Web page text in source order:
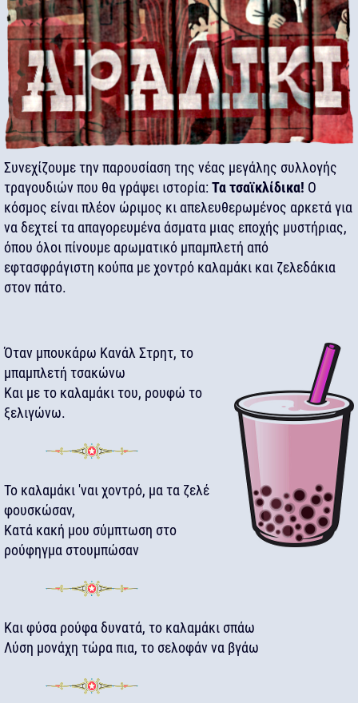
Συνεχίζουμε την παρουσίαση της νέας μεγάλης συλλογής
τραγουδιών που θα γράψει ιστορία:Τα τσαϊκλίδικα! Ο
κόσμος είναι πλέον ώριμος κι απελευθερωμένος αρκετά για
να δεχτεί τα απαγορευμένα άσματα μιας εποχής μυστήριας,
όπου όλοι πίνουμε αρωματικό μπαμπλετή από
εφτασφράγιστη κούπα με χοντρό καλαμάκι και ζελεδάκια
στον πάτο.
Όταν μπουκάρω Κανάλ Στρητ, το
μπαμπλετή τσακώνω
Και με το καλαμάκι του, ρουφώ το
ξελιγώνω.
Το καλαμάκι 'ναι χοντρό, μα τα ζελέ
φουσκώσαν,
Κατά κακή μου σύμπτωση στο
ρούφηγμα στουμπώσαν
Και φύσα ρούφα δυνατά, το καλαμάκι σπάω
Λύση μονάχη τώρα πια, το σελοφάν να βγάω